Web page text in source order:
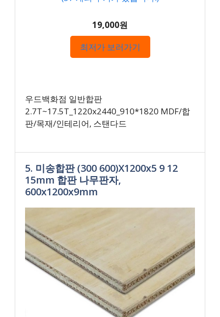
19,000원
최저가 보러가기
우드백화점 일반합판
2.7T~17.5T_1220x2440_910*1820 MDF/합
판/목재/인테리어, 스탠다드
5. 미송합판 (300 600)X1200x5 9 12
15mm 합판 나무판자,
600x1200x9mm